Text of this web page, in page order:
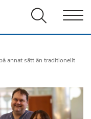
annat sätt än traditionellt